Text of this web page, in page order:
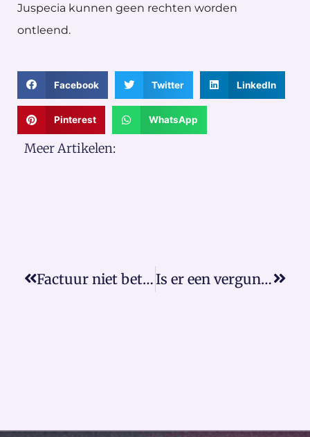
Juspecia kunnen geen rechten worden
ontleend.
Facebook Twitter LinkedIn
Pinterest WhatsApp
Meer Artikelen:
Factuur niet betalen ontevreden Is er een vergunning nodig voor een dakkapel?